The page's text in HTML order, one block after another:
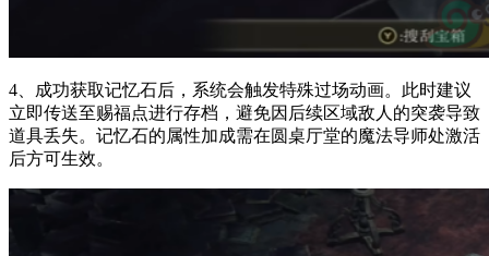
4、成功获取记忆石后，系统会触发特殊过场动画。此时建议
立即传送至赐福点进行存档，避免因后续区域敌人的突袭导致
道具丢失。记忆石的属性加成需在圆桌厅堂的魔法导师处激活
后方可生效。